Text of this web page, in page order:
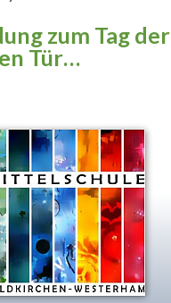
zum Tag der
Tür…